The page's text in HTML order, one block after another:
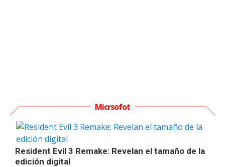
Micrsofot
Resident Evil 3 Remake: Revelan el tamaño de la
edición digital